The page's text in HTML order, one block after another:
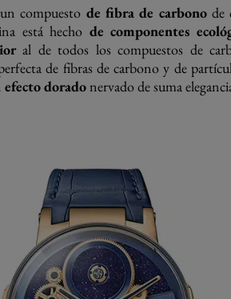
compuesto de fibra de carbonode
está hecho de componentes
al de todos los compuestos de
de fibras de carbono y de
efecto doradonervado de suma